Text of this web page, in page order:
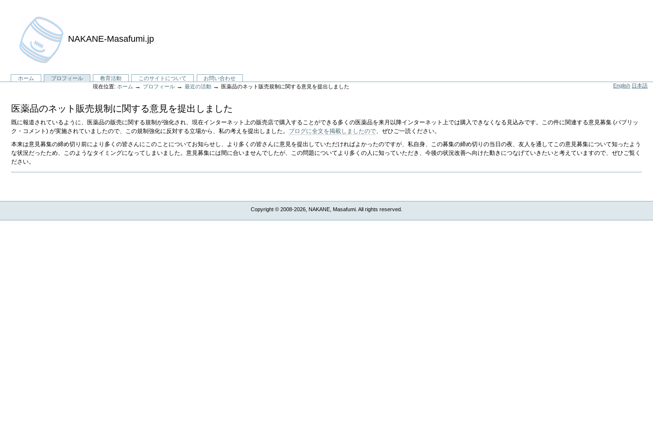
NAKANE-Masafumi.jp
ホーム プロフィール 教育活動 このサイトについて
お問い合わせ
English 日本語
現在位置: ホーム → プロフィール →最近の活動 →医薬品のネット販売規制に関する意見を提出しました
医薬品のネット販売規制に関する意見を提出しました
既に報道されているように、医薬品の販売に関する規制が強化され、現在インターネット上の販売店で購入することができる多くの医薬品を来月以降インターネット上では購入できなくなる見込みです。この件に関連する意見募集 (パブリッ
ク・コメント) が実施されていましたので、この規制強化に反対する立場から、私の考えを提出しました。 ブログに全文を掲載しましたので、ぜひご一読ください。
本来は意見募集の締め切り前により多くの皆さんにこのことについてお知らせし、より多くの皆さんに意見を提出していただければよかったのですが、私自身、この募集の締め切りの当日の夜、友人を通してこの意見募集について知ったよう
な状況だったため、このようなタイミングになってしまいました。意見募集には間に合いませんでしたが、この問題についてより多くの人に知っていただき、今後の状況改善へ向けた動きにつなげていきたいと考えていますので、ぜひご覧く
ださい。
Copyright © 2008-2026, NAKANE, Masafumi. All rights reserved.